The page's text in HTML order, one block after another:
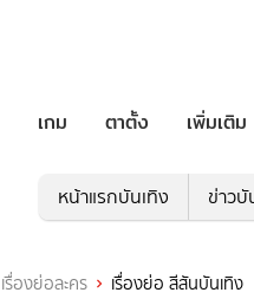
เกม ตาตั้ง เพิ่มเติม
หน้าแรกบันเทิง ข่าวบั
เรื่องย่อละคร เรื่องย่อ สีสันบันเทิง